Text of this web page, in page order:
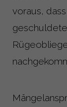
voraus,